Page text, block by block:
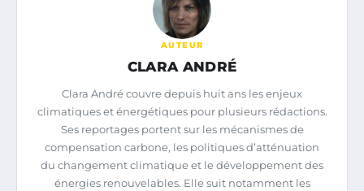
AUTEUR
CLARA ANDRÉ
Clara André couvre depuis huit ans les enjeux
climatiques et énergétiques pour plusieurs rédactions.
Ses reportages portent sur les mécanismes de
compensation carbone, les politiques d’atténuation
du changement climatique et le développement des
énergies renouvelables. Elle suit notamment les